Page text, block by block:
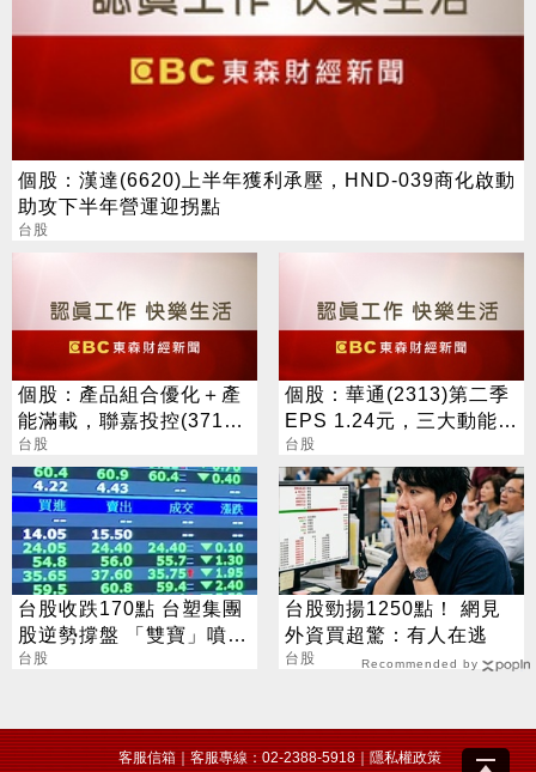
個股：漢達(6620)上半年獲利承壓，HND-039商化啟動
助攻下半年營運迎拐點
台股
個股：產品組合優化＋產
能滿載，聯嘉投控(3717)
上半年營收及獲利創同期
高
台股
個股：華通(2313)第二季
EPS 1.24元，三大動能加
持，營運展望逐季向上
台股
台股收跌170點 台塑集團
股逆勢撐盤 「雙寶」噴
5%
台股
台股勁揚1250點！ 網見
外資買超驚：有人在逃
台股 Recommended by
客服信箱｜客服專線：02-2388-5918｜隱私權政策